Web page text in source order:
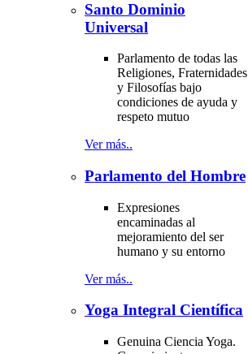
Santo Dominio
Universal
Parlamento de todas las
Religiones, Fraternidades
y Filosofías bajo
condiciones de ayuda y
respeto mutuo
Ver más..
Parlamento del Hombre
Expresiones
encaminadas al
mejoramiento del ser
humano y su entorno
Ver más..
Yoga Integral Científica
Genuina Ciencia Yoga.